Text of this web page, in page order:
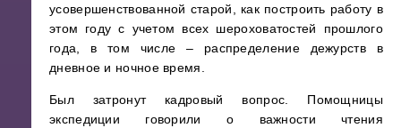
усовершенствованной старой, как построить работу в
этом году с учетом всех шероховатостей прошлого
года, в том числе – распределение дежурств в
дневное и ночное время.
Был затронут кадровый вопрос. Помощницы
экспедиции говорили о важности чтения